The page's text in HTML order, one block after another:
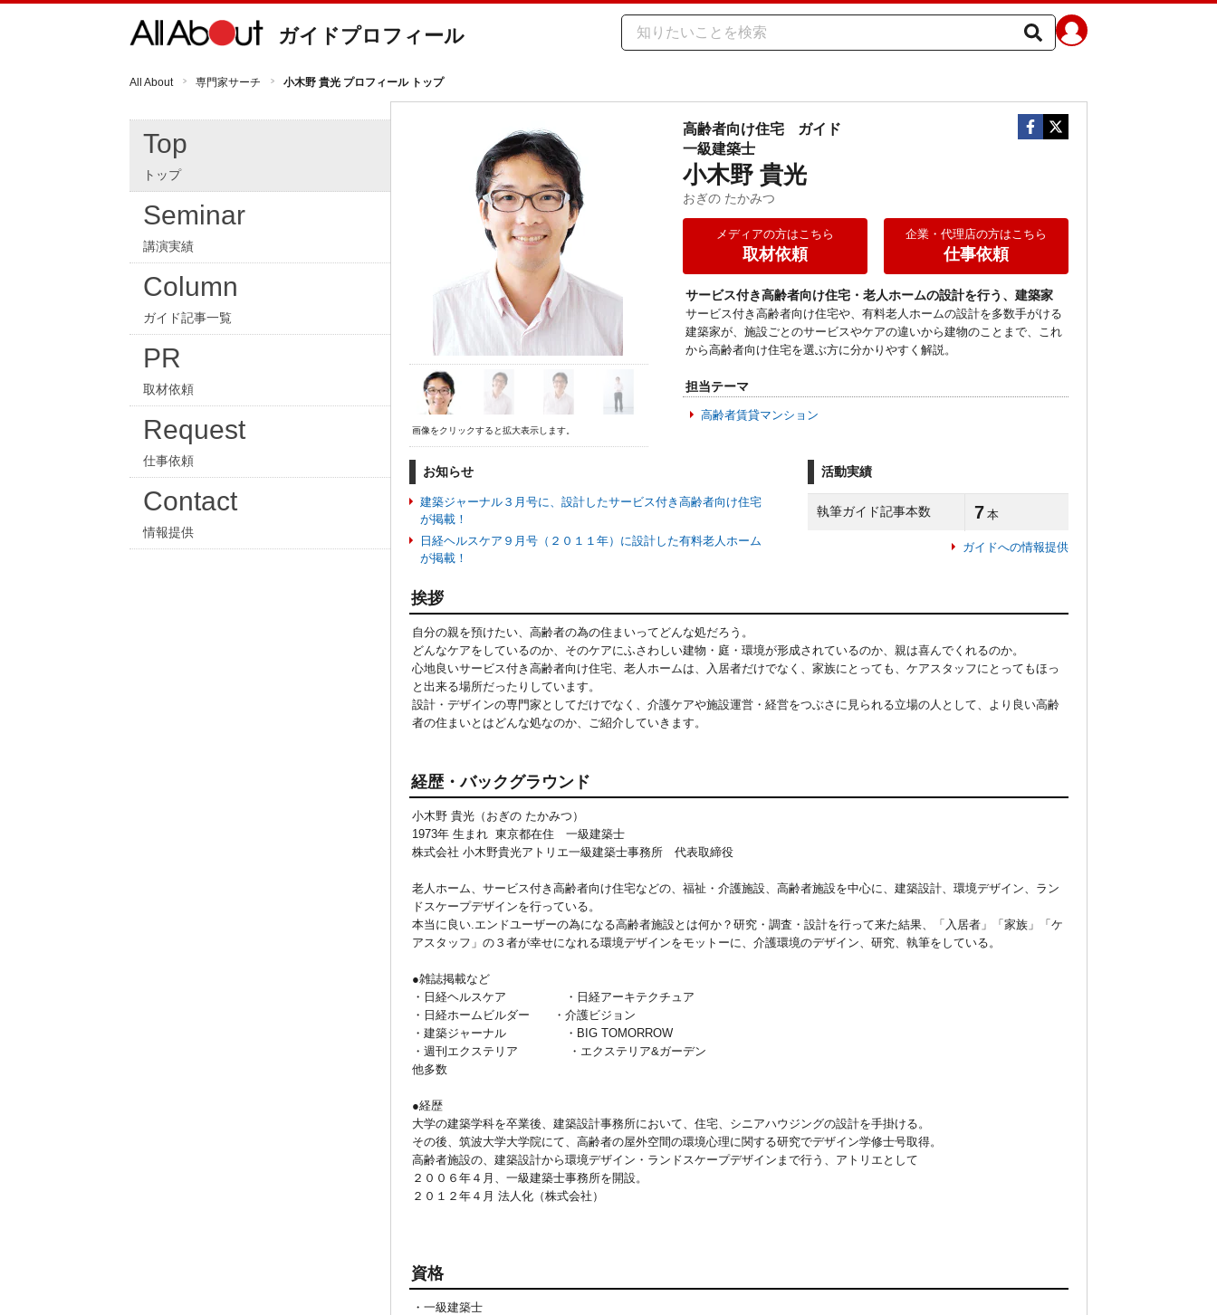
ガイドプロフィール
All About 専門家サーチ 小木野 貴光 プロフィール トップ
Top
トップ
Seminar
講演実績
Column
ガイド記事一覧
PR
取材依頼
Request
仕事依頼
Contact
情報提供
画像をクリックすると拡大表示します。
高齢者向け住宅
ガイド
一級建築士
小木野 貴光
おぎの たかみつ
メディアの方はこちら
取材依頼
企業・代理店の方はこちら
仕事依頼
サービス付き高齢者向け住宅・老人ホームの設計を行う、建築家
サービス付き高齢者向け住宅や、有料老人ホームの設計を多数手がける
建築家が、施設ごとのサービスやケアの違いから建物のことまで、これ
から高齢者向け住宅を選ぶ方に分かりやすく解説。
担当テーマ
高齢者賃貸マンション
お知らせ
建築ジャーナル３月号に、設計したサービス付き高齢者向け住宅
が掲載！
日経ヘルスケア９月号（２０１１年）に設計した有料老人ホーム
が掲載！
活動実績
執筆ガイド記事本数 7 本
ガイドへの情報提供
挨拶
自分の親を預けたい、高齢者の為の住まいってどんな処だろう。
どんなケアをしているのか、そのケアにふさわしい建物・庭・環境が形成されているのか、親は喜んでくれるのか。
心地良いサービス付き高齢者向け住宅、老人ホームは、入居者だけでなく、家族にとっても、ケアスタッフにとってもほっ
と出来る場所だったりしています。
設計・デザインの専門家としてだけでなく、介護ケアや施設運営・経営をつぶさに見られる立場の人として、より良い高齢
者の住まいとはどんな処なのか、ご紹介していきます。
経歴・バックグラウンド
小木野 貴光（おぎの たかみつ）
1973年 生まれ 東京都在住 一級建築士
株式会社 小木野貴光アトリエ一級建築士事務所 代表取締役
老人ホーム、サービス付き高齢者向け住宅などの、福祉・介護施設、高齢者施設を中心に、建築設計、環境デザイン、ラン
ドスケープデザインを行っている。
本当に良い.エンドユーザーの為になる高齢者施設とは何か？研究・調査・設計を行って来た結果、「入居者」「家族」「ケ
アスタッフ」の３者が幸せになれる環境デザインをモットーに、介護環境のデザイン、研究、執筆をしている。
●雑誌掲載など
・日経ヘルスケア ・日経アーキテクチュア
・日経ホームビルダー ・介護ビジョン
・建築ジャーナル ・BIG TOMORROW
・週刊エクステリア ・エクステリア&ガーデン
他多数
●経歴
大学の建築学科を卒業後、建築設計事務所において、住宅、シニアハウジングの設計を手掛ける。
その後、筑波大学大学院にて、高齢者の屋外空間の環境心理に関する研究でデザイン学修士号取得。
高齢者施設の、建築設計から環境デザイン・ランドスケープデザインまで行う、アトリエとして
２００６年４月、一級建築士事務所を開設。
２０１２年４月 法人化（株式会社）
資格
・一級建築士